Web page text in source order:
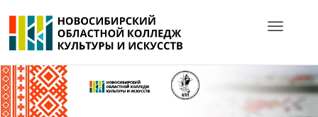
Toggle